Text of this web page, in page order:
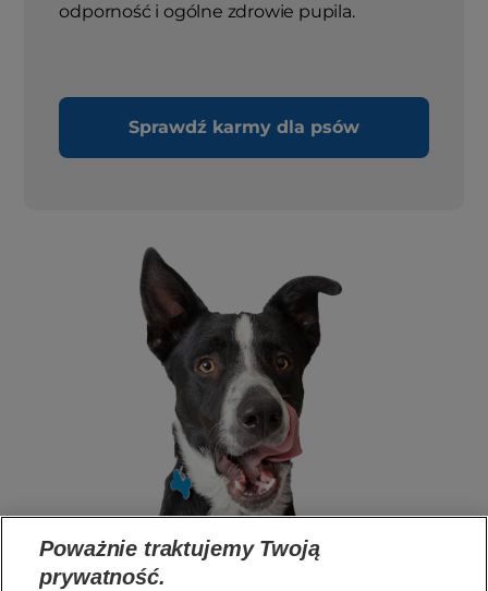
odporność i ogólne zdrowie pupila.
Sprawdź karmy dla psów
Poważnie traktujemy Twoją
prywatność.